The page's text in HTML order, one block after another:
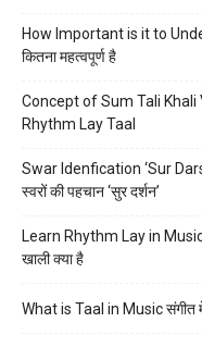
How Important is it to
कितना महत्वपूर्ण है
Concept of Sum Tali Khali
Rhythm Lay Taal
Swar Idenfication ‘Sur
स्वरों की पहचान ‘सुर दर्शन’
Learn Rhythm Lay in
खाली क्या है
What is Taal in Music संगीत